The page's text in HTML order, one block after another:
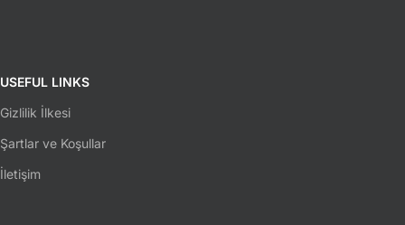
USEFUL LINKS
Gizlilik İlkesi
Şartlar ve Koşullar
İletişim